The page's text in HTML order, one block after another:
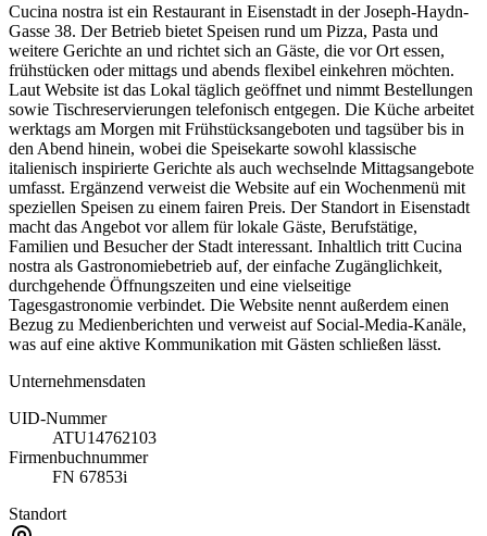
Cucina nostra ist ein Restaurant in Eisenstadt in der Joseph-Haydn-
Gasse 38. Der Betrieb bietet Speisen rund um Pizza, Pasta und
weitere Gerichte an und richtet sich an Gäste, die vor Ort essen,
frühstücken oder mittags und abends flexibel einkehren möchten.
Laut Website ist das Lokal täglich geöffnet und nimmt Bestellungen
sowie Tischreservierungen telefonisch entgegen. Die Küche arbeitet
werktags am Morgen mit Frühstücksangeboten und tagsüber bis in
den Abend hinein, wobei die Speisekarte sowohl klassische
italienisch inspirierte Gerichte als auch wechselnde Mittagsangebote
umfasst. Ergänzend verweist die Website auf ein Wochenmenü mit
speziellen Speisen zu einem fairen Preis. Der Standort in Eisenstadt
macht das Angebot vor allem für lokale Gäste, Berufstätige,
Familien und Besucher der Stadt interessant. Inhaltlich tritt Cucina
nostra als Gastronomiebetrieb auf, der einfache Zugänglichkeit,
durchgehende Öffnungszeiten und eine vielseitige
Tagesgastronomie verbindet. Die Website nennt außerdem einen
Bezug zu Medienberichten und verweist auf Social-Media-Kanäle,
was auf eine aktive Kommunikation mit Gästen schließen lässt.
Unternehmensdaten
UID-Nummer
ATU14762103
Firmenbuchnummer
FN 67853i
Standort